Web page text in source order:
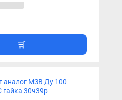
аналог МЗВ Ду 100
гайка 30ч39р